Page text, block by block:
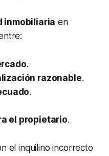
inmobiliaria en
.
razonable.
.
el propietario.
el inquilino incorrecto